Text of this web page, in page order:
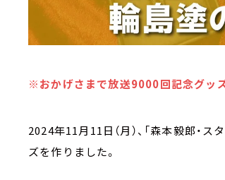
※おかげさまで放送9000回記念グッ
2024年11月11日（月）、「森本毅郎・
ズを作りました。